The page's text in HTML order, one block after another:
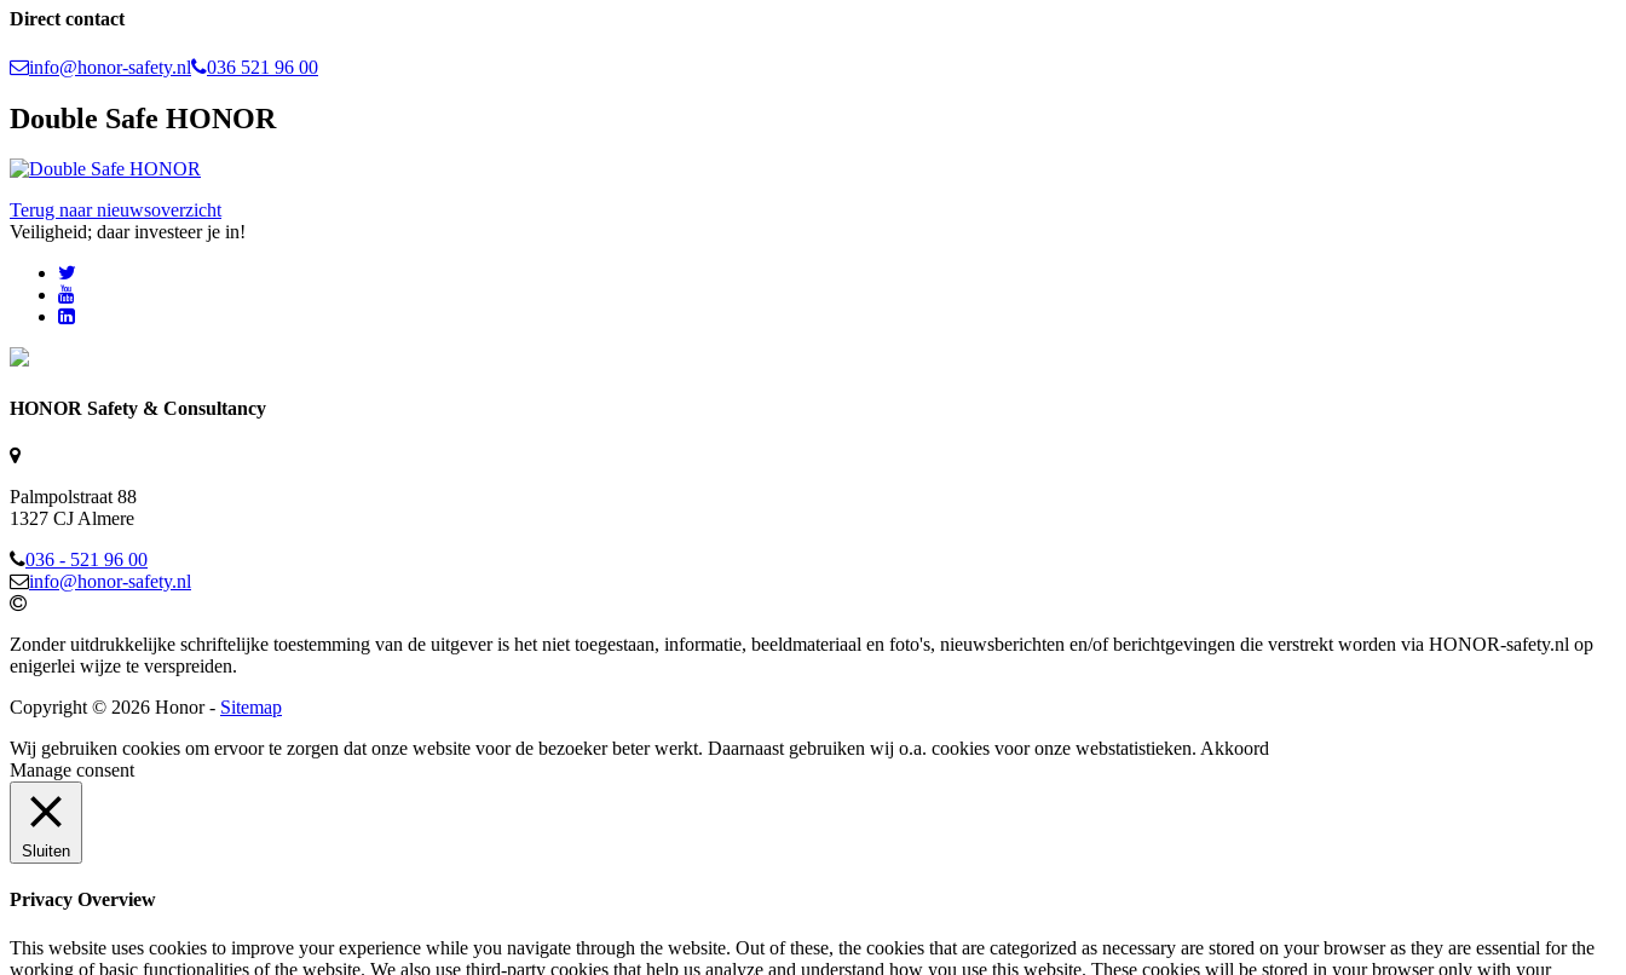
Direct contact
info@honor-safety.nl 036 521 96 00
Double Safe HONOR
Terug naar nieuwsoverzicht
Veiligheid; daar investeer je in!
HONOR Safety & Consultancy
Palmpolstraat 88
1327 CJ Almere
036 - 521 96 00
info@honor-safety.nl
Zonder uitdrukkelijke schriftelijke toestemming van de uitgever is het niet toegestaan, informatie, beeldmateriaal en foto's, nieuwsberichten en/of berichtgevingen die verstrekt worden via HONOR-safety.nl op
enigerlei wijze te verspreiden.
Copyright © 2026 Honor - Sitemap
Wij gebruiken cookies om ervoor te zorgen dat onze website voor de bezoeker beter werkt. Daarnaast gebruiken wij o.a. cookies voor onze webstatistieken. Akkoord
Manage consent
Sluiten
Privacy Overview
This website uses cookies to improve your experience while you navigate through the website. Out of these, the cookies that are categorized as necessary are stored on your browser as they are essential for the
working of basic functionalities of the website. We also use third-party cookies that help us analyze and understand how you use this website. These cookies will be stored in your browser only with your